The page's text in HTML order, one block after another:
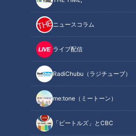
ニュースコラム
ライブ配信
RadiChubu（ラジチューブ）
me:tone（ミートーン）
「ビートルズ」とCBC
材料（2人分）
作り方
オススメ関連コンテンツ
材料（2人分）
赤えび(刺身用・殻つき) 6～8尾(350g)
セロリ(葉つき) 30g
紫玉ねぎ 30g